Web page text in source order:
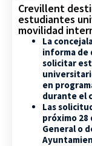
Crevillent
estudiantes
movilidad
La
informa de
solicitar
en
durante el
Las
próximo
General o